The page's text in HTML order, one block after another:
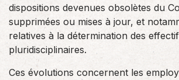
dispositions devenues obsolètes du
supprimées ou mises à jour, et
relatives à la détermination des
pluridisciplinaires.
Ces évolutions concernent les